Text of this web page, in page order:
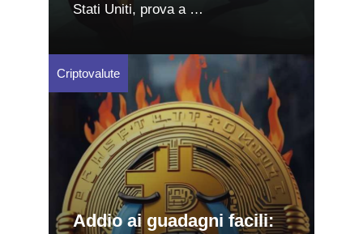
Stati Uniti, prova a …
Criptovalute
Addio ai guadagni facili: